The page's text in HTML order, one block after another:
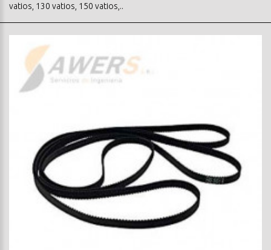
vatios, 130 vatios, 150 vatios,..